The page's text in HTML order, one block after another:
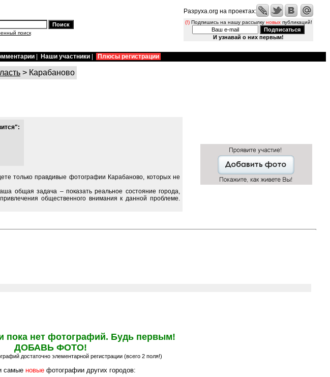
поиск
Разруха.org на проектах:
(!)Подпишись на нашу рассылку новыхпубликаций!
И узнавай о них первым!
Наши участники Плюсы регистрации
> Карабаново
только правдивые фотографии Карабаново, которых не
общая задача – показать реальное состояние города,
общественного внимания к данной проблеме.
пока нет фотографий. Будь первым!
ДОБАВЬ ФОТО!
достаточно элементарной регистрации (всего 2 поля!)
самые новыефотографии других городов: